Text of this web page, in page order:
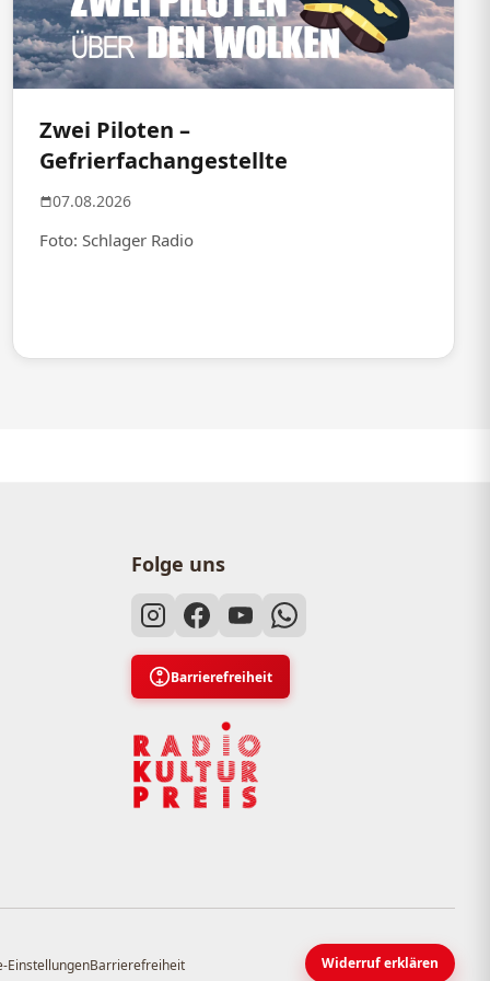
Zwei Piloten –
Gefrierfachangestellte
07.08.2026
Foto: Schlager Radio
Folge uns
Barrierefreiheit
EinstellungenBarrierefreiheit Widerruf erklären